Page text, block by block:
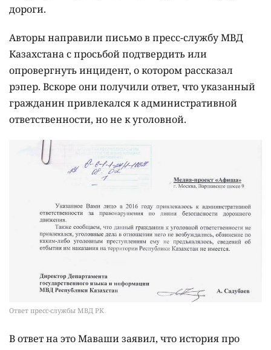
дороги.
Авторы направили письмо в пресс-службу МВД
Казахстана с просьбой подтвердить или
опровергнуть инцидент, о котором рассказал
рэпер. Вскоре они получили ответ, что указанный
гражданин привлекался к административной
ответственности, но не к уголовной.
Ответ пресс-службы МВД РК
В ответ на это Маваши заявил, что история про